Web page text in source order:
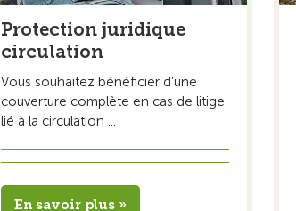
Protection juridique
circulation
Vous souhaitez bénéficier d’une
couverture complète en cas de litige
lié à la circulation ...
En savoir plus »